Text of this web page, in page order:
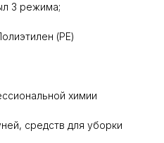
3 режима;
(PE)
химии
средств для уборки